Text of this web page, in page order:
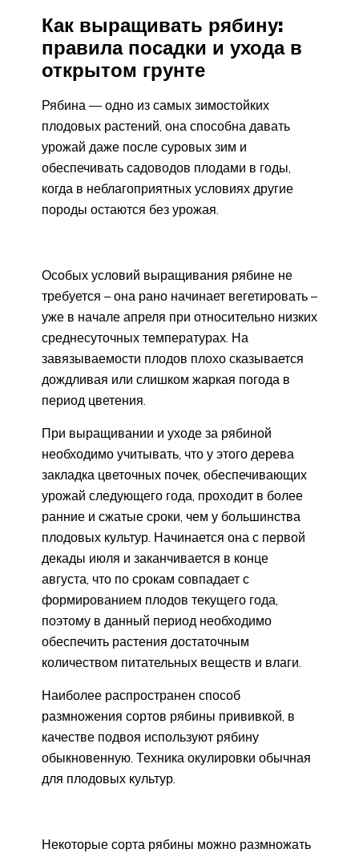
Как выращивать рябину:
правила посадки и ухода в
открытом грунте
Рябина — одно из самых зимостойких
плодовых растений, она способна давать
урожай даже после суровых зим и
обеспечивать садоводов плодами в годы,
когда в неблагоприятных условиях другие
породы остаются без урожая.
Особых условий выращивания рябине не
требуется – она рано начинает вегетировать –
уже в начале апреля при относительно низких
среднесуточных температурах. На
завязываемости плодов плохо сказывается
дождливая или слишком жаркая погода в
период цветения.
При выращивании и уходе за рябиной
необходимо учитывать, что у этого дерева
закладка цветочных почек, обеспечивающих
урожай следующего года, проходит в более
ранние и сжатые сроки, чем у большинства
плодовых культур. Начинается она с первой
декады июля и заканчивается в конце
августа, что по срокам совпадает с
формированием плодов текущего года,
поэтому в данный период необходимо
обеспечить растения достаточным
количеством питательных веществ и влаги.
Наиболее распространен способ
размножения сортов рябины прививкой, в
качестве подвоя используют рябину
обыкновенную. Техника окулировки обычная
для плодовых культур.
Некоторые сорта рябины можно размножать